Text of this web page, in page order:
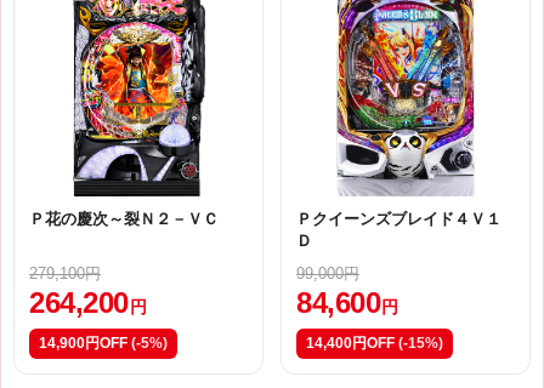
Ｐ花の慶次～裂Ｎ２－ＶＣ
279,100円
264,200 円
14,900円OFF (-5%)
Ｐクイーンズブレイド４Ｖ１
Ｄ
99,000円
84,600 円
14,400円OFF (-15%)